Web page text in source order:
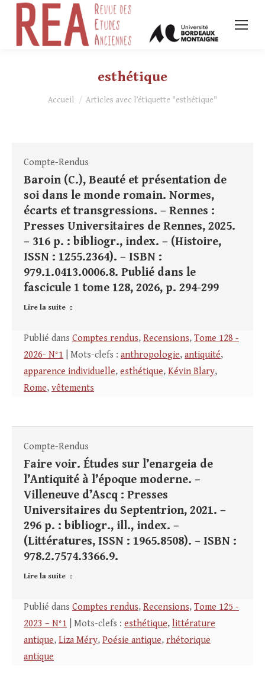
esthétique
Vous êtes ici :
Accueil Articles avec l’étiquette "esthétique"
Compte-Rendus
Baroin (C.), Beauté et présentation de
soi dans le monde romain. Normes,
écarts et transgressions. – Rennes :
Presses Universitaires de Rennes, 2025.
– 316 p. : bibliogr., index. – (Histoire,
ISSN : 1255.2364). – ISBN :
979.1.0413.0006.8. Publié dans le
fascicule 1 tome 128, 2026, p. 294-299
Lire la suite
Publié dans Comptes rendus, Recensions, Tome 128 -
2026- N°1 | Mots-clefs : anthropologie, antiquité,
apparence individuelle, esthétique, Kévin Blary,
Rome, vêtements
Compte-Rendus
Faire voir. Études sur l’enargeia de
l’Antiquité à l’époque moderne. –
Villeneuve d’Ascq : Presses
Universitaires du Septentrion, 2021. –
296 p. : bibliogr., ill., index. –
(Littératures, ISSN : 1965.8508). – ISBN :
978.2.7574.3366.9.
Lire la suite
Publié dans Comptes rendus, Recensions, Tome 125 -
2023 – N°1 | Mots-clefs : esthétique, littérature
antique, Liza Méry, Poésie antique, rhétorique
antique